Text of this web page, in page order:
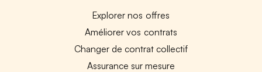
Explorer nos offres
Améliorer vos contrats
Changer de contrat collectif
Assurance sur mesure